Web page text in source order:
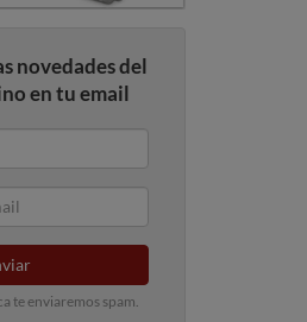
novedades del
en tu email
te enviaremos spam.